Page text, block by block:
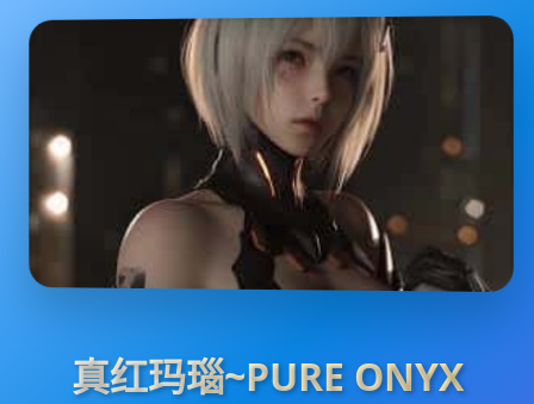
真红玛瑙~PURE ONYX